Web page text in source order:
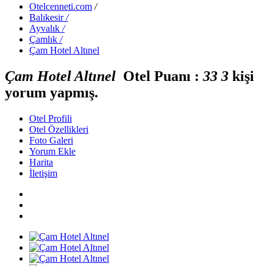
Otelcenneti.com /
Balıkesir /
Ayvalık /
Çamlık /
Çam Hotel Altınel
Çam Hotel Altınel Otel Puanı : 33 3 kişi
yorum yapmış.
Otel Profili
Otel Özellikleri
Foto Galeri
Yorum Ekle
Harita
İletişim